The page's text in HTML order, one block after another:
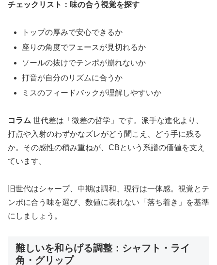
チェックリスト：味の合う視覚を探す
トップの厚みで安心できるか
座りの角度でフェースが見切れるか
ソールの抜けでテンポが崩れないか
打音が自分のリズムに合うか
ミスのフィードバックが理解しやすいか
コラム 世代差は「微差の哲学」です。派手な進化より、
打点や入射のわずかなズレがどう聞こえ、どう手に残る
か。その感性の積み重ねが、CBという系譜の価値を支え
ています。
旧世代はシャープ、中期は調和、現行は一体感。視覚とテ
ンポに合う味を選び、数値に表れない「落ち着き」を基準
にしましょう。
難しいを和らげる調整：シャフト・ライ
角・グリップ